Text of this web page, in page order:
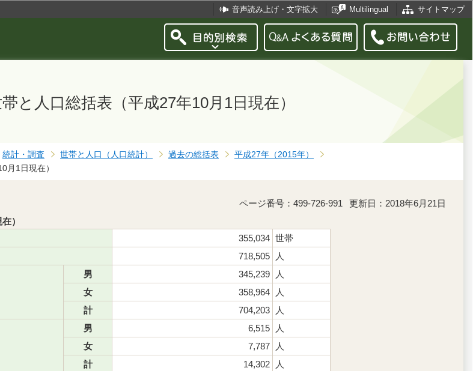
音声読み上げ・文字拡大 Multilingual サイトマップ
と人口総括表（平成27年10月1日現在）
統計・調査 世帯と人口（人口統計） 過去の総括表
平成27年（2015年）
月1日現在）
ページ番号：499-726-991
更新日：2018年6月21日
）
355,034 世帯
718,505 人
男 345,239
人
女
358,964
人
計
704,203 人
男 6,515
人
女
7,787
人
計
14,302
人